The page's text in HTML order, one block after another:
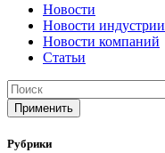
Новости
Новости индустрии
Новости компаний
Статьи
Применить
Рубрики